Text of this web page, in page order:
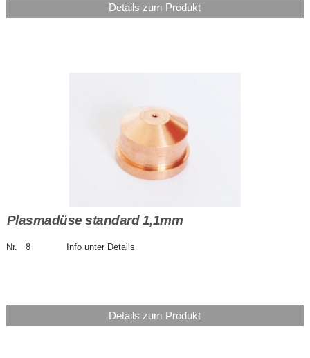
Details zum Produkt
Plasmadüse standard 1,1mm
Nr. 8 Info unter Details
Details zum Produkt